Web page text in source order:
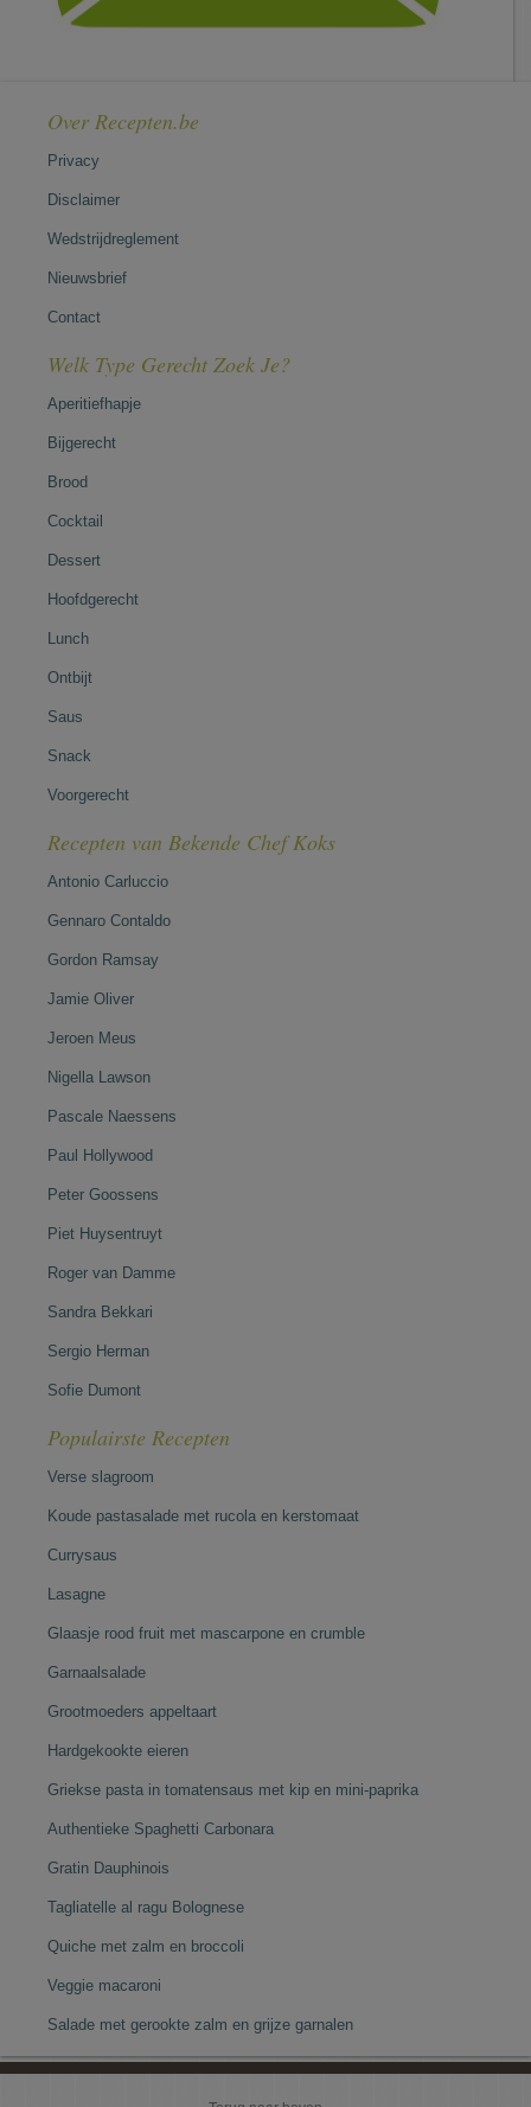
Over Recepten.be
Privacy
Disclaimer
Wedstrijdreglement
Nieuwsbrief
Contact
Welk Type Gerecht Zoek Je?
Aperitiefhapje
Bijgerecht
Brood
Cocktail
Dessert
Hoofdgerecht
Lunch
Ontbijt
Saus
Snack
Voorgerecht
Recepten van Bekende Chef Koks
Antonio Carluccio
Gennaro Contaldo
Gordon Ramsay
Jamie Oliver
Jeroen Meus
Nigella Lawson
Pascale Naessens
Paul Hollywood
Peter Goossens
Piet Huysentruyt
Roger van Damme
Sandra Bekkari
Sergio Herman
Sofie Dumont
Populairste Recepten
Verse slagroom
Koude pastasalade met rucola en kerstomaat
Currysaus
Lasagne
Glaasje rood fruit met mascarpone en crumble
Garnaalsalade
Grootmoeders appeltaart
Hardgekookte eieren
Griekse pasta in tomatensaus met kip en mini-paprika
Authentieke Spaghetti Carbonara
Gratin Dauphinois
Tagliatelle al ragu Bolognese
Quiche met zalm en broccoli
Veggie macaroni
Salade met gerookte zalm en grijze garnalen